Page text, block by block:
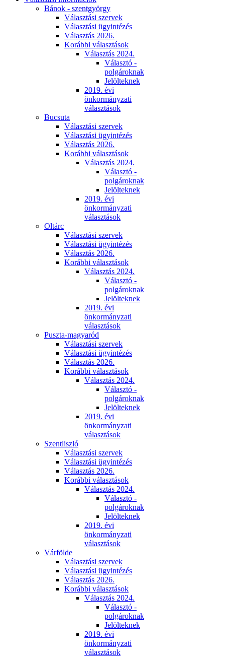
Bánok - szentgyörgy
Választási szervek
Választási ügyintézés
Választás 2026.
Korábbi választások
Választás 2024.
Választó -
polgároknak
Jelölteknek
2019. évi
önkormányzati
választások
Bucsuta
Választási szervek
Választási ügyintézés
Választás 2026.
Korábbi választások
Választás 2024.
Választó -
polgároknak
Jelölteknek
2019. évi
önkormányzati
választások
Oltárc
Választási szervek
Választási ügyintézés
Választás 2026.
Korábbi választások
Választás 2024.
Választó -
polgároknak
Jelölteknek
2019. évi
önkormányzati
választások
Puszta-magyaród
Választási szervek
Választási ügyintézés
Választás 2026.
Korábbi választások
Választás 2024.
Választó -
polgároknak
Jelölteknek
2019. évi
önkormányzati
választások
Szentliszló
Választási szervek
Választási ügyintézés
Választás 2026.
Korábbi választások
Választás 2024.
Választó -
polgároknak
Jelölteknek
2019. évi
önkormányzati
választások
Várfölde
Választási szervek
Választási ügyintézés
Választás 2026.
Korábbi választások
Választás 2024.
Választó -
polgároknak
Jelölteknek
2019. évi
önkormányzati
választások